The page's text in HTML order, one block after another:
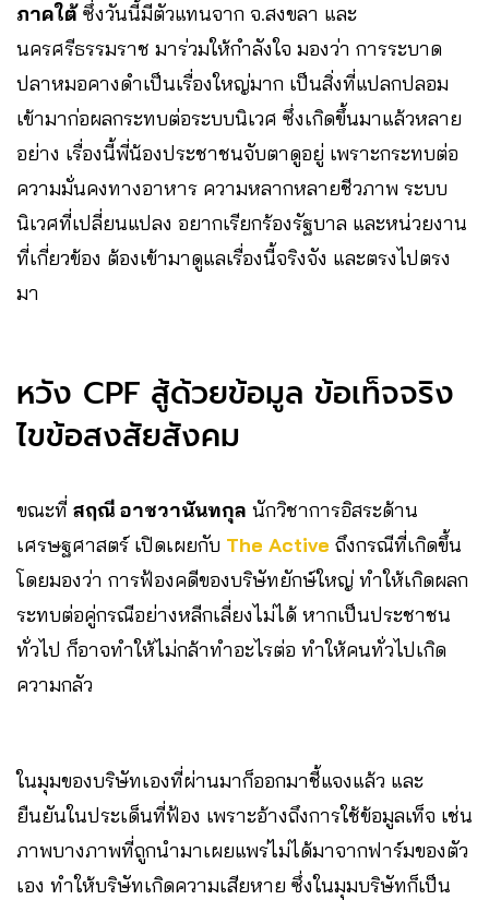
ภาคใต้ซึ่งวันนี้มีตัวแทนจาก จ.สงขลา และ
นครศรีธรรมราช มาร่วมให้กำลังใจ มองว่า การระบาด
ปลาหมอคางดำเป็นเรื่องใหญ่มาก เป็นสิ่งที่แปลกปลอม
เข้ามาก่อผลกระทบต่อระบบนิเวศ ซึ่งเกิดขึ้นมาแล้วหลาย
อย่าง เรื่องนี้พี่น้องประชาชนจับตาดูอยู่ เพราะกระทบต่อ
ความมั่นคงทางอาหาร ความหลากหลายชีวภาพ ระบบ
นิเวศที่เปลี่ยนแปลง อยากเรียกร้องรัฐบาล และหน่วยงาน
ที่เกี่ยวข้อง ต้องเข้ามาดูแลเรื่องนี้จริงจัง และตรงไปตรง
มา
หวัง CPF สู้ด้วยข้อมูล ข้อเท็จจริง
ไขข้อสงสัยสังคม
ขณะที่ สฤณี อาชวานันทกุล นักวิชาการอิสระด้าน
เศรษฐศาสตร์ เปิดเผยกับ The Active ถึงกรณีที่เกิดขึ้น
โดยมองว่า การฟ้องคดีของบริษัทยักษ์ใหญ่ ทำให้เกิดผลก
ระทบต่อคู่กรณีอย่างหลีกเลี่ยงไม่ได้ หากเป็นประชาชน
ทั่วไป ก็อาจทำให้ไม่กล้าทำอะไรต่อ ทำให้คนทั่วไปเกิด
ความกลัว
ในมุมของบริษัทเองที่ผ่านมาก็ออกมาชี้แจงแล้ว และ
ยืนยันในประเด็นที่ฟ้อง เพราะอ้างถึงการใช้ข้อมูลเท็จ เช่น
ภาพบางภาพที่ถูกนำมาเผยแพร่ไม่ได้มาจากฟาร์มของตัว
เอง ทำให้บริษัทเกิดความเสียหาย ซึ่งในมุมบริษัทก็เป็น